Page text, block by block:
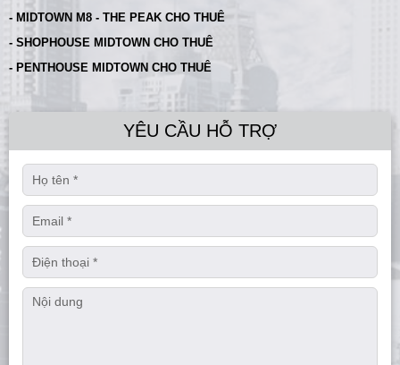
- MIDTOWN M8 - THE PEAK CHO THUÊ
- SHOPHOUSE MIDTOWN CHO THUÊ
- PENTHOUSE MIDTOWN CHO THUÊ
YÊU CẦU HỖ TRỢ